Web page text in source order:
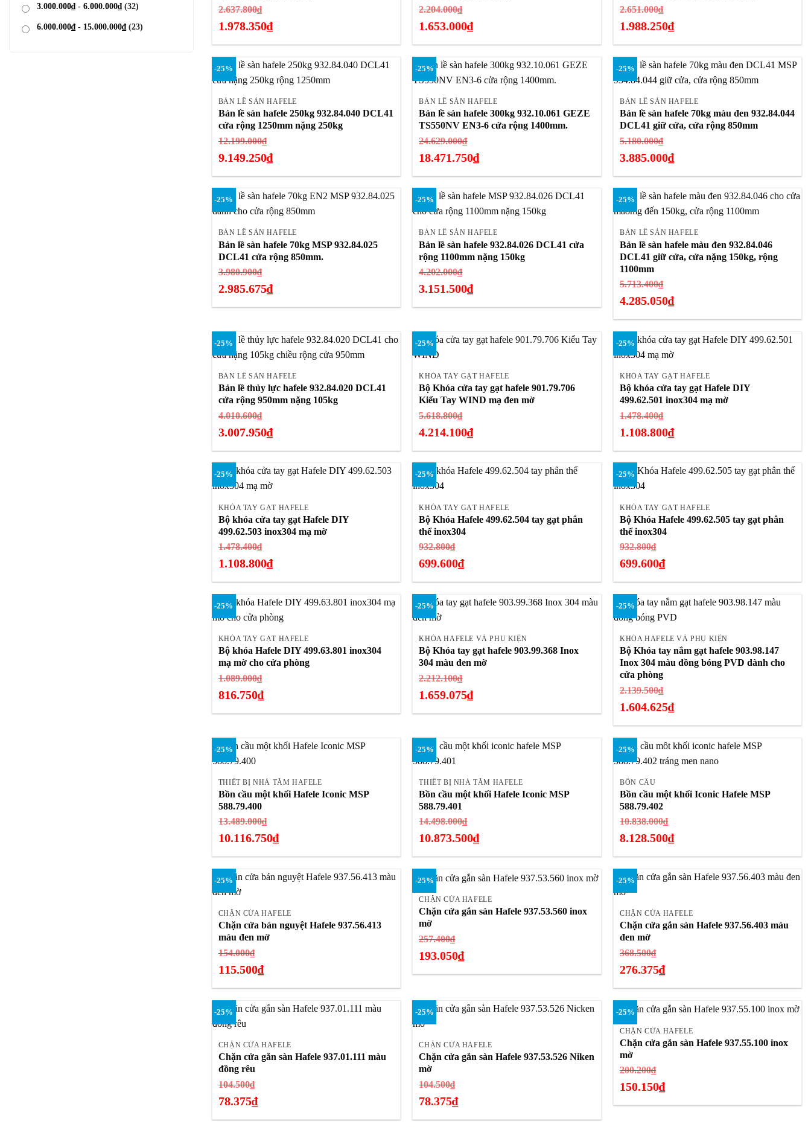
3.000.000₫ - 6.000.000₫ (32)
6.000.000₫ - 15.000.000₫ (23)
2.637.800₫
gốc
1.978.350₫
hiện
tại
là:
1.978.350₫.
2.204.000₫
gốc
1.653.000₫
hiện
tại
là:
1.653.000₫.
2.651.000₫
gốc
1.988.250₫
hiện
tại
là:
1.988.250₫.
-25%
BẢN LỀ SÀN HAFELE
Bản lề sàn hafele 250kg 932.84.040 DCL41
cửa rộng 1250mm nặng 250kg
12.199.000₫
gốc
9.149.250₫
hiện
tại
là:
9.149.250₫.
-25%
BẢN LỀ SÀN HAFELE
Bản lề sàn hafele 300kg 932.10.061 GEZE
TS550NV EN3-6 cửa rộng 1400mm.
24.629.000₫
gốc
18.471.750₫
hiện
tại
là:
18.471.750₫.
-25%
BẢN LỀ SÀN HAFELE
Bản lề sàn hafele 70kg màu đen 932.84.044
DCL41 giữ cửa, cửa rộng 850mm
5.180.000₫
gốc
3.885.000₫
hiện
tại
là:
3.885.000₫.
-25%
BẢN LỀ SÀN HAFELE
Bản lề sàn hafele 70kg MSP 932.84.025
DCL41 cửa rộng 850mm.
3.980.900₫
gốc
2.985.675₫
tại
là:
2.985.675₫.
-25%
BẢN LỀ SÀN HAFELE
Bản lề sàn hafele 932.84.026 DCL41 cửa
rộng 1100mm nặng 150kg
4.202.000₫
gốc
3.151.500₫
tại
là:
-25%
BẢN LỀ SÀN HAFELE
Bản lề sàn hafele màu đen 932.84.046
DCL41 giữ cửa, cửa nặng 150kg, rộng
1100mm
5.713.400₫
gốc
4.285.050₫
hiện
tại
là:
4.285.050₫.
-25%
BẢN LỀ SÀN HAFELE
Bản lề thủy lực hafele 932.84.020 DCL41
cửa rộng 950mm nặng 105kg
4.010.600₫
gốc
3.007.950₫
hiện
tại
là:
3.007.950₫.
-25%
KHÓA TAY GẠT HAFELE
Bộ Khóa cửa tay gạt hafele 901.79.706
Kiểu Tay WIND mạ đen mờ
5.618.800₫
gốc
4.214.100₫
hiện
tại
là:
4.214.100₫.
-25%
KHÓA TAY GẠT HAFELE
Bộ khóa cửa tay gạt Hafele DIY
499.62.501 inox304 mạ mờ
1.478.400₫
gốc
1.108.800₫
hiện
tại
là:
1.108.800₫.
-25%
KHÓA TAY GẠT HAFELE
Bộ khóa cửa tay gạt Hafele DIY
499.62.503 inox304 mạ mờ
1.478.400₫
gốc
1.108.800₫
hiện
tại
là:
1.108.800₫.
-25%
KHÓA TAY GẠT HAFELE
Bộ Khóa Hafele 499.62.504 tay gạt phân
thể inox304
932.800₫
gốc
699.600₫
hiện
tại
là:
699.600₫.
-25%
KHÓA TAY GẠT HAFELE
Bộ Khóa Hafele 499.62.505 tay gạt phân
thể inox304
932.800₫
gốc
699.600₫
hiện
tại
là:
699.600₫.
-25%
KHÓA TAY GẠT HAFELE
Bộ khóa Hafele DIY 499.63.801 inox304
mạ mờ cho cửa phòng
1.089.000₫
gốc
816.750₫
tại
là:
-25%
KHÓA HAFELE VÀ PHỤ KIỆN
Bộ Khóa tay gạt hafele 903.99.368 Inox
304 màu đen mờ
2.212.100₫
gốc
1.659.075₫
tại
là:
-25%
KHÓA HAFELE VÀ PHỤ KIỆN
Bộ Khóa tay nắm gạt hafele 903.98.147
Inox 304 màu đồng bóng PVD dành cho
cửa phòng
2.139.500₫
gốc
1.604.625₫
hiện
tại
là:
1.604.625₫.
-25%
THIẾT BỊ NHÀ TẮM HAFELE
Bồn cầu một khối Hafele Iconic MSP
588.79.400
13.489.000₫
gốc
10.116.750₫
hiện
tại
là:
10.116.750₫.
-25%
THIẾT BỊ NHÀ TẮM HAFELE
Bồn cầu một khối Hafele Iconic MSP
588.79.401
14.498.000₫
gốc
10.873.500₫
hiện
tại
là:
10.873.500₫.
-25%
BỒN CẦU
Bồn cầu một khối Iconic Hafele MSP
588.79.402
10.838.000₫
gốc
8.128.500₫
hiện
tại
là:
8.128.500₫.
-25%
CHẶN CỬA HAFELE
Chặn cửa bán nguyệt Hafele 937.56.413
màu đen mờ
154.000₫
gốc
115.500₫
hiện
tại
là:
115.500₫.
-25%
CHẶN CỬA HAFELE
Chặn cửa gắn sàn Hafele 937.53.560 inox
mờ
257.400₫
gốc
193.050₫
tại
là:
193.050₫.
-25%
CHẶN CỬA HAFELE
Chặn cửa gắn sàn Hafele 937.56.403 màu
đen mờ
368.500₫
gốc
276.375₫
hiện
tại
là:
276.375₫.
-25%
CHẶN CỬA HAFELE
Chặn cửa gắn sàn Hafele 937.01.111 màu
đồng rêu
104.500₫
gốc
78.375₫
-25%
CHẶN CỬA HAFELE
Chặn cửa gắn sàn Hafele 937.53.526 Niken
mờ
104.500₫
gốc
78.375₫
-25%
CHẶN CỬA HAFELE
Chặn cửa gắn sàn Hafele 937.55.100 inox
mờ
200.200₫
gốc
150.150₫